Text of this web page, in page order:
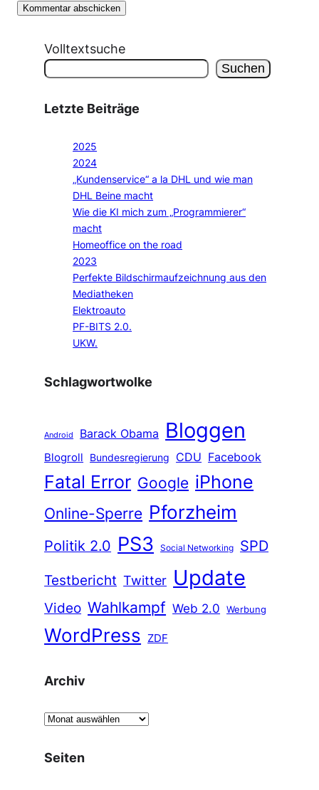
Volltextsuche
Suchen
Letzte Beiträge
2025
2024
„Kundenservice“ a la DHL und wie man
DHL Beine macht
Wie die KI mich zum „Programmierer“
macht
Homeoffice on the road
2023
Perfekte Bildschirmaufzeichnung aus den
Mediatheken
Elektroauto
PF-BITS 2.0.
UKW.
Schlagwortwolke
Android Barack Obama Bloggen
Blogroll Bundesregierung CDU Facebook
Fatal Error Google iPhone
Online-Sperre Pforzheim
Politik 2.0 PS3 Social Networking
SPD
Testbericht Twitter Update
Video Wahlkampf Web 2.0 Werbung
WordPress ZDF
Archiv
A
c
Seiten